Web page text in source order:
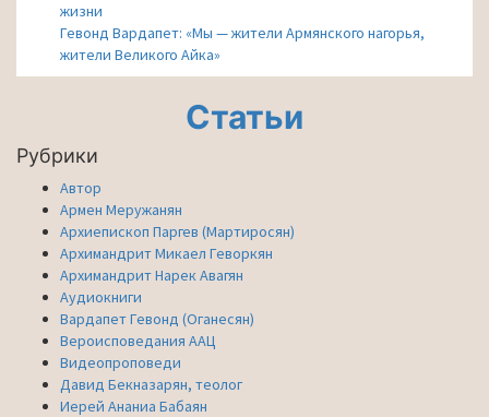
жизни
Гевонд Вардапет: «Мы — жители Армянского нагорья,
жители Великого Айка»
Статьи
Рубрики
Автор
Армен Меружанян
Архиепископ Паргев (Мартиросян)
Архимандрит Микаел Геворкян
Архимандрит Нарек Авагян
Аудиокниги
Вардапет Гевонд (Оганесян)
Вероисповедания ААЦ
Видеопроповеди
Давид Бекназарян, теолог
Иерей Ананиа Бабаян